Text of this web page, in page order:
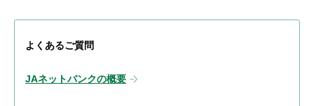
よくあるご質問
JAネットバンクの概要